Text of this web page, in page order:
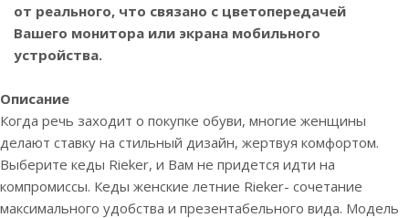
от реального, что связано с цветопередачей
Вашего монитора или экрана мобильного
устройства.
Описание
Когда речь заходит о покупке обуви, многие женщины
делают ставку на стильный дизайн, жертвуя комфортом.
Выберите кеды Rieker, и Вам не придется идти на
компромиссы. Кеды женские летние Rieker- сочетание
максимального удобства и презентабельного вида. Модель